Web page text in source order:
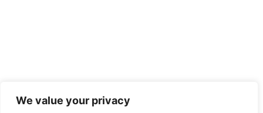
We value your privacy